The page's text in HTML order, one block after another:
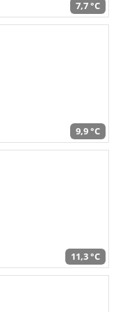
7,7 °C
9,9 °C
11,3 °C